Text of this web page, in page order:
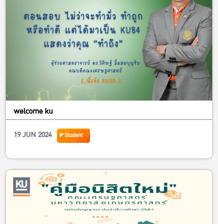
welcome ku
19 JUN 2024
Student